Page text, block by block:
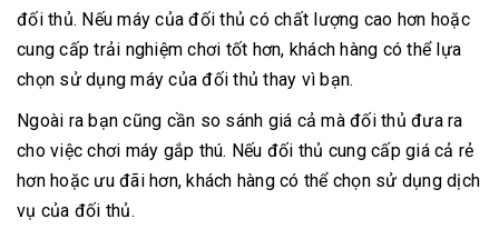
đối thủ. Nếu máy của đối thủ có chất lượng cao hơn hoặc
cung cấp trải nghiệm chơi tốt hơn, khách hàng có thể lựa
chọn sử dụng máy của đối thủ thay vì bạn.
Ngoài ra bạn cũng cần so sánh giá cả mà đối thủ đưa ra
cho việc chơi máy gắp thú. Nếu đối thủ cung cấp giá cả rẻ
hơn hoặc ưu đãi hơn, khách hàng có thể chọn sử dụng dịch
vụ của đối thủ.